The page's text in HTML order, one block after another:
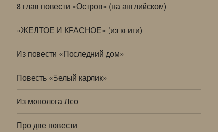
8 глав повести «Остров» (на английском)
«ЖЕЛТОЕ И КРАСНОЕ» (из книги)
Из повести «Последний дом»
Повесть «Белый карлик»
Из монолога Лео
Про две повести